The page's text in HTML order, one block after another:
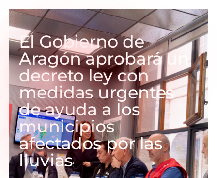
El Gobierno de
Aragón aprobará un
decreto ley con
medidas urgentes
de ayuda a los
municipios
afectados por las
lluvias